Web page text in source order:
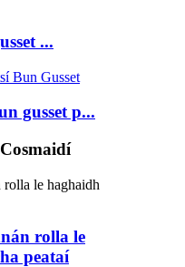
...
gusset p...
rolla le
peataí